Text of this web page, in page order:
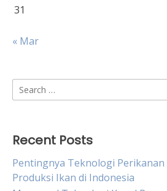
31
« Mar
Search
for:
Recent Posts
Pentingnya Teknologi
Produksi Ikan di Indonesia